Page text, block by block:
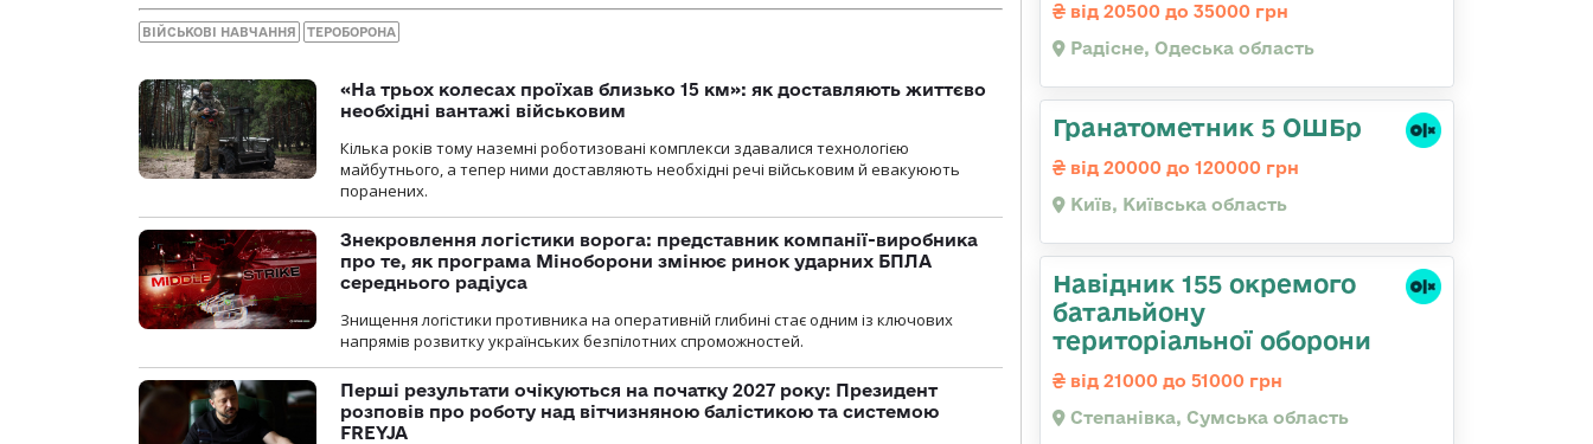
ВІЙСЬКОВІ НАВЧАННЯ ТЕРОБОРОНА
«На трьох колесах проїхав близько 15 км»: як доставляють життєво
необхідні вантажі військовим
Кілька років тому наземні роботизовані комплекси здавалися технологією
майбутнього, а тепер ними доставляють необхідні речі військовим й евакуюють
поранених.
Знекровлення логістики ворога: представник компанії-виробника
про те, як програма Міноборони змінює ринок ударних БПЛА
середнього радіуса
Знищення логістики противника на оперативній глибині стає одним із ключових
напрямів розвитку українських безпілотних спроможностей.
Перші результати очікуються на початку 2027 року: Президент
розповів про роботу над вітчизняною балістикою та системою
FREYJA
від 20500 до 35000 грн
Радісне, Одеська область
Гранатометник 5 ОШБр
від 20000 до 120000 грн
Київ, Київська область
Навідник 155 окремого
батальйону
територіальної оборони
від 21000 до 51000 грн
Степанівка, Сумська область